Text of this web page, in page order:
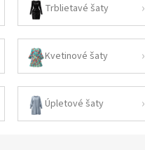
Trblietavé šaty
Kvetinové šaty
Úpletové šaty